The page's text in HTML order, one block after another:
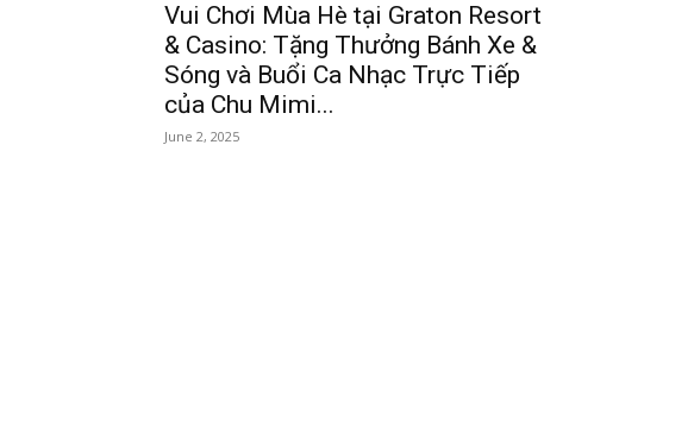
Vui Chơi Mùa Hè tại Graton Resort
& Casino: Tặng Thưởng Bánh Xe &
Sóng và Buổi Ca Nhạc Trực Tiếp
của Chu Mimi...
June 2, 2025